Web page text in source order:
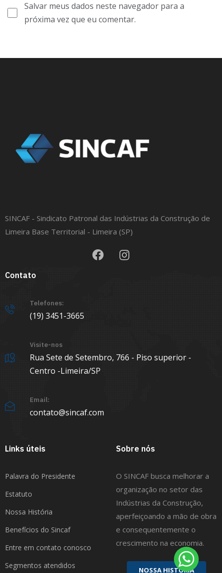
Salvar meus dados neste navegador para a
próxima vez que eu comentar.
SINCAF - Sindicato Patronal das Indústrias da Construção de
Limeira Base Territorial - Limeira (SP)
Contato
Telefones:
(19) 3451-3665
Visite-nos
Rua Sete de Setembro, 766 - Piso superior -
Centro -Limeira/SP
Email:
contato@sincaf.com
Links úteis
Palavra do Presidente
Estatuto
Nossa História
Benefícios do Sincaf
Entre em contato conosco
Segmentos atendidos
Sobre nós
O SINCAF busca melhorar a
organização no setor das
Indústrias da Construção,
aperfeiçoando a mão de obra
e consequentemente o
crescimento na economia.
NOSSA HISTÓRIA